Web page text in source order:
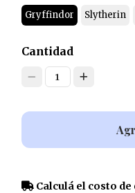
Gryffindor Slytherin
Cantidad
1
Calculá el costo de